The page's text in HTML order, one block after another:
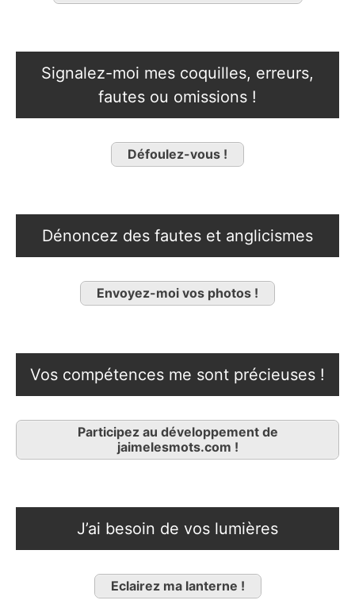
Signalez-moi mes coquilles, erreurs,
fautes ou omissions !
Défoulez-vous !
Dénoncez des fautes et anglicismes
Envoyez-moi vos photos !
Vos compétences me sont précieuses !
Participez au développement de
jaimelesmots.com !
J’ai besoin de vos lumières
Eclairez ma lanterne !